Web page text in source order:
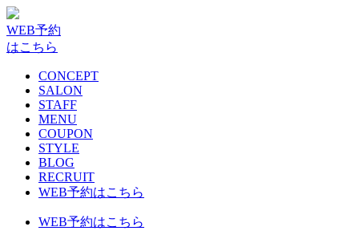
WEB予約
はこちら
CONCEPT
SALON
STAFF
MENU
COUPON
STYLE
BLOG
RECRUIT
WEB予約はこちら
WEB予約はこちら